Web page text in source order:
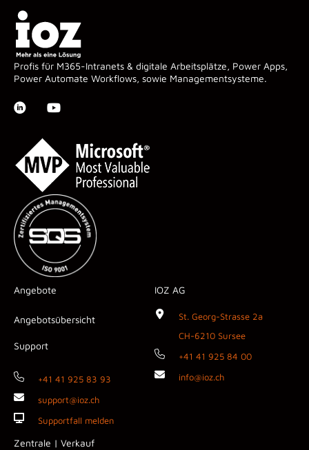
Profis für M365-Intranets & digitale Arbeitsplätze, Power Apps,
Power Automate Workflows, sowie Managementsysteme.
Angebote
Angebotsübersicht
Support
+41 41 925 83 93
support@ioz.ch
Supportfall melden
Zentrale | Verkauf
IOZ AG
St. Georg-Strasse 2a
CH-6210 Sursee
+41 41 925 84 00
info@ioz.ch